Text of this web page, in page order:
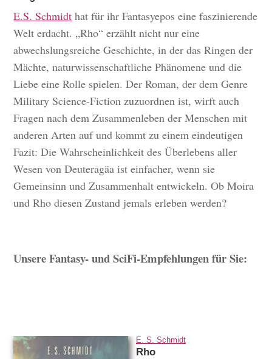
E.S. Schmidt hat für ihr Fantasyepos eine faszinierende
Welt erdacht. „Rho“ erzählt nicht nur eine
abwechslungsreiche Geschichte, in der das Ringen der
Mächte, naturwissenschaftliche Phänomene und die
Liebe eine Rolle spielen. Der Roman, der dem Genre
Military Science-Fiction zuzuordnen ist, wirft auch
Fragen nach dem Zusammenleben der Menschen mit
anderen Arten auf und kommt zu einem eindeutigen
Fazit: Die Wahrscheinlichkeit des Überlebens aller
Wesen von Deuteragäa ist einfacher, wenn sie
Gemeinsinn und Zusammenhalt entwickeln. Ob Moira
und Rho diesen Zustand jemals erleben werden?
Unsere Fantasy- und SciFi-Empfehlungen für Sie:
E. S. Schmidt
Rho